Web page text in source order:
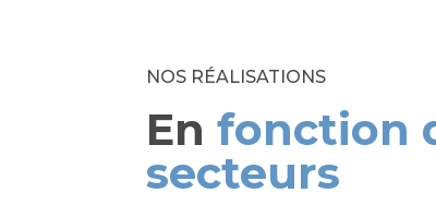
NOS RÉALISATIONS
Enfonction
secteurs